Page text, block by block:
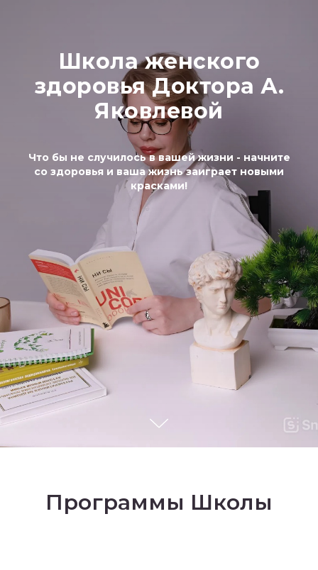
Школа женского
здоровья Доктора А.
Яковлевой
Что бы не случилось в вашей жизни - начните
со здоровья и ваша жизнь заиграет новыми
красками!
Программы Школы